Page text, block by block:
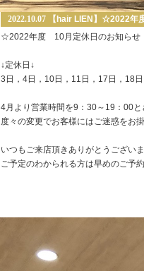
2022.10.07
【hair LIEN】☆2022年
☆2022年度 10月定休日のお知らせ
↓定休日↓
3日，4日，10日，11日，17日，18
4月より営業時間を9：30～19：00と
度々の変更でお客様にはご迷惑をお
いつもご来店頂きありがとうござい
ご予定のわかられる方は早めのご予